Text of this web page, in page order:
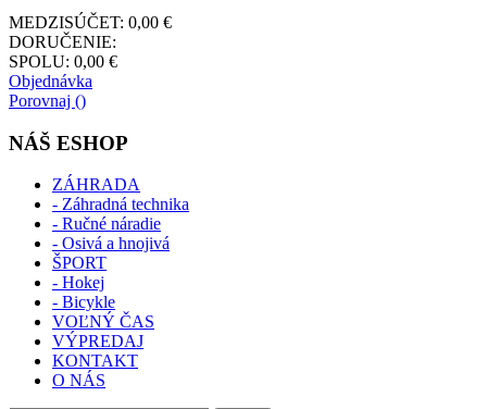
MEDZISÚČET: 0,00 €
DORUČENIE:
SPOLU: 0,00 €
Objednávka
Porovnaj ()
NÁŠ ESHOP
ZÁHRADA
- Záhradná technika
- Ručné náradie
- Osivá a hnojivá
ŠPORT
- Hokej
- Bicykle
VOĽNÝ ČAS
VÝPREDAJ
KONTAKT
O NÁS